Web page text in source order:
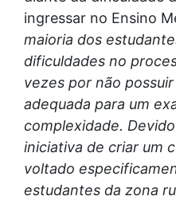
ingressar no Ensino
maioria dos
dificuldades no
vezes por não
adequada para um
complexidade.
iniciativa de criar um
voltado
estudantes da zona